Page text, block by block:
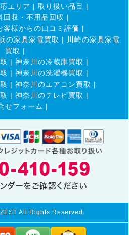
エリア | 取り扱い品目
|
回収・不用品回収 |
客様からの口コミ評価 |
の家具家電買取 | 川崎の家具家電
買取 |
| 神奈川の冷蔵庫買取 |
| 神奈川の洗濯機買取 |
| 神奈川のエアコン買取 |
| 神奈川のテレビ買取 |
せフォーム |
ダーをご確認ください
All Rights Reserved.